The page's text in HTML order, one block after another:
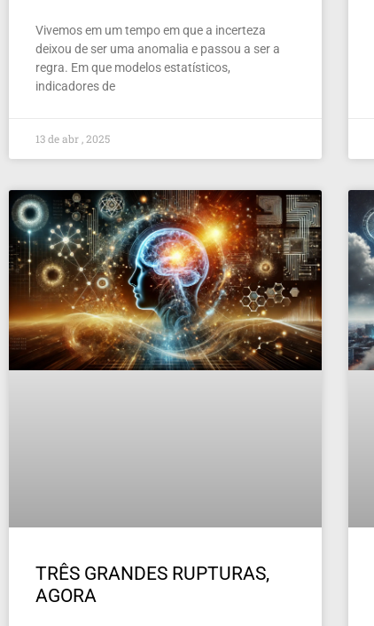
Vivemos em um tempo em que a incerteza
deixou de ser uma anomalia e passou a ser a
regra. Em que modelos estatísticos,
indicadores de
13 de abr , 2025
TRÊS GRANDES RUPTURAS,
AGORA